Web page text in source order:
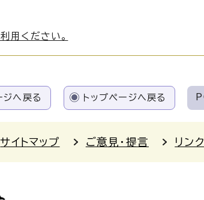
用ください。
ジへ戻る トップページへ戻る
サイトマップ ご意見・提言 リン